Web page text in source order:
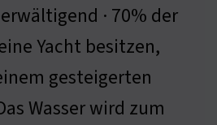
· 70% der
Yacht besitzen,
gesteigerten
Wasser wird zum